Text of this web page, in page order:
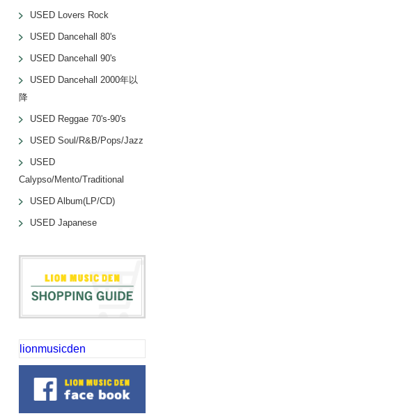
USED Lovers Rock
USED Dancehall 80's
USED Dancehall 90's
USED Dancehall 2000年以
降
USED Reggae 70's-90's
USED Soul/R&B/Pops/Jazz
USED
Calypso/Mento/Traditional
USED Album(LP/CD)
USED Japanese
lionmusicden